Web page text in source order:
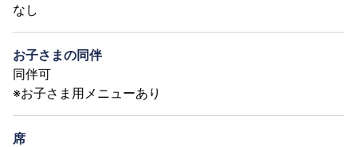
なし
お子さまの同伴
同伴可
※お子さま用メニューあり
席